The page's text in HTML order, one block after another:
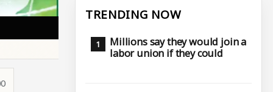
TRENDING NOW
Millions say they would join a
labor union if they could